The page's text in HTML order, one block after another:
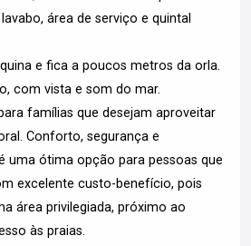
área de serviço e quintal
e fica a poucos metros da orla.
com vista e som do mar.
famílias que desejam aproveitar
Conforto, segurança e
uma ótima opção para pessoas que
excelente custo-benefício, pois
área privilegiada, próximo ao
às praias.